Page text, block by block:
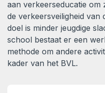
aan verkeerseducatie om
de verkeersveiligheid van
doel is minder jeugdige
school bestaat er een
methode om andere
kader van het BVL.